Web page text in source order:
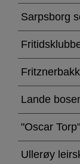
Sarpsborg
Lande
"Oscar
Ullerøy